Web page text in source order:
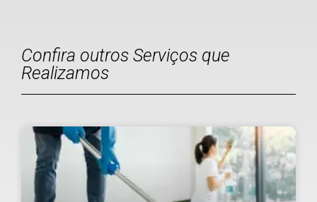
Confira outros Serviços que
Realizamos